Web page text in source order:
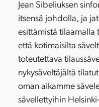
Jean Sibeliuksen
itsensä johdolla, ja
esittämistä tilaamalla
että kotimaisilta
toteutettava
nykysäveltäjältä
oman aikamme
sävellettyihin